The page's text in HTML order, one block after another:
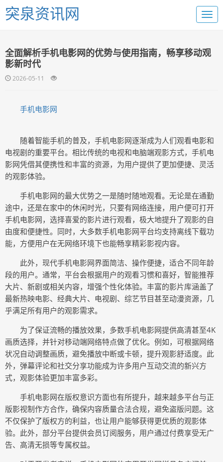
突泉资讯网
全面解析手机电影网的优势与使用指南，畅享移动观
影新时代
2026-05-11
手机电影网
随着智能手机的普及，手机电影网逐渐成为人们观看电影和
电视剧的重要平台。相比传统的电视和电脑端观影方式，手机电
影网凭借其便携性和丰富的资源，为用户提供了更加便捷、灵活
的观影体验。
手机电影网的最大优势之一是随时随地观看。无论是在通勤
途中，还是在家中的休闲时光，只要有网络连接，用户便可打开
手机电影网，选择喜爱的影片进行观看，极大地提升了观影的自
由度和便捷性。同时，大多数手机电影网平台均支持离线下载功
能，方便用户在无网络环境下也能畅享精彩影视内容。
此外，现代手机电影网界面简洁、操作便捷，适合不同年龄
段的用户。通常，平台会根据用户的观看习惯和喜好，智能推荐
大片、新剧或相关内容，增强个性化体验。丰富的影片库涵盖了
最新热映电影、经典大片、电视剧、综艺节目甚至动漫资源，几
乎满足所有用户的观影需求。
为了保证流畅的播放效果，多数手机电影网提供高清甚至4K
画质选择，并针对移动端网络特点做了优化。例如，可根据网络
状况自动调整画质，避免播放中断或卡顿，提升观影舒适度。此
外，弹幕评论和社交分享功能成为许多用户互动交流的新兴方
式，观影体验更加丰富多彩。
手机电影网在版权意识方面也有所提升，越来越多平台与正
版影视制作方合作，确保内容质量合法合规，避免盗版问题。这
不仅保护了版权方的利益，也让用户能够获得更优质的观影体
验。此外，部分平台提供会员订阅服务，用户通过付费享受无广
告、高清无损等专属权益。